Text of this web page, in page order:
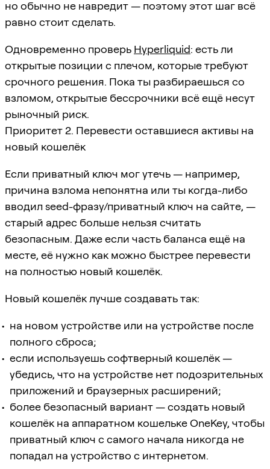
но обычно не навредит — поэтому этот шаг всё
равно стоит сделать.
Одновременно проверь Hyperliquid: есть ли
открытые позиции с плечом, которые требуют
срочного решения. Пока ты разбираешься со
взломом, открытые бессрочники всё ещё несут
рыночный риск.
Приоритет 2. Перевести оставшиеся активы на
новый кошелёк
Если приватный ключ мог утечь — например,
причина взлома непонятна или ты когда-либо
вводил seed-фразу/приватный ключ на сайте, —
старый адрес больше нельзя считать
безопасным. Даже если часть баланса ещё на
месте, её нужно как можно быстрее перевести
на полностью новый кошелёк.
Новый кошелёк лучше создавать так:
на новом устройстве или на устройстве после
полного сброса;
если используешь софтверный кошелёк —
убедись, что на устройстве нет подозрительных
приложений и браузерных расширений;
более безопасный вариант — создать новый
кошелёк на аппаратном кошельке OneKey, чтобы
приватный ключ с самого начала никогда не
попадал на устройство с интернетом.